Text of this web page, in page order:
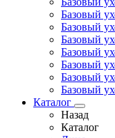
Базовый
Базовый
Базовый
Базовый
Базовый
Базовый
Базовый
Каталог
Назад
Каталог